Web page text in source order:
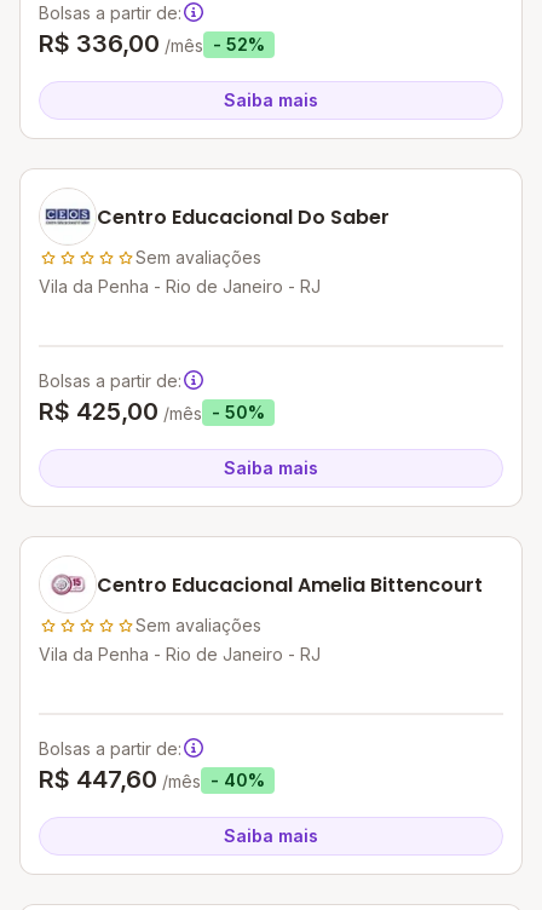
Bolsas a partir de:
R$ 336,00 /mês - 52%
Saiba mais
Centro Educacional Do Saber
Sem avaliações
Vila da Penha - Rio de Janeiro - RJ
Bolsas a partir de:
R$ 425,00 /mês - 50%
Saiba mais
Centro Educacional Amelia Bittencourt
Sem avaliações
Vila da Penha - Rio de Janeiro - RJ
Bolsas a partir de:
R$ 447,60 /mês - 40%
Saiba mais